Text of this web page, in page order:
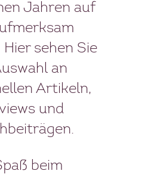
Jahren auf
sehen Sie
an
Artikeln,
und
beim